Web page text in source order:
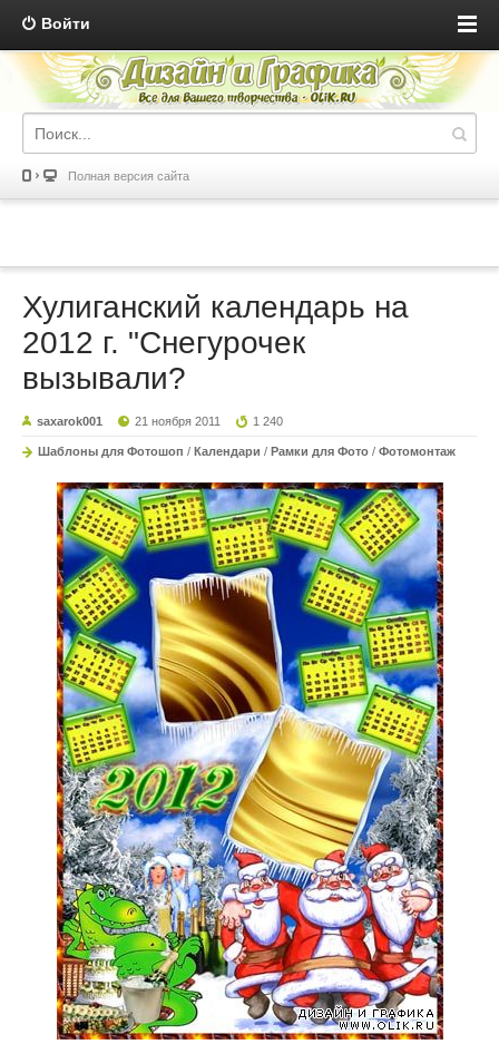
Войти
Полная версия сайта
Хулиганский календарь на
2012 г. "Снегурочек
вызывали?
saxarok001 21 ноября 2011 1 240
Шаблоны для Фотошоп / Календари / Рамки для Фото / Фотомонтаж